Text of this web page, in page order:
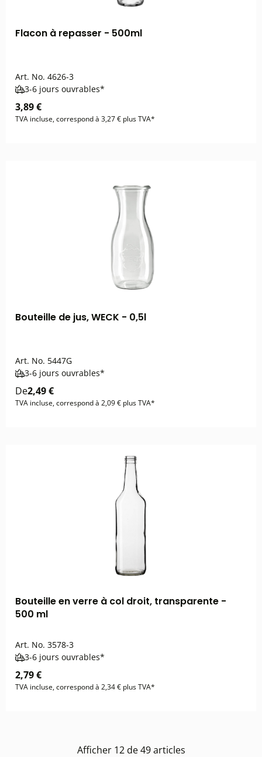
Flacon à repasser - 500ml
Art. No. 4626-3
3-6 jours ouvrables*
3,89 €
TVA incluse, correspond à 3,27 € plus TVA*
Bouteille de jus, WECK - 0,5l
Art. No. 5447G
3-6 jours ouvrables*
De2,49 €
TVA incluse, correspond à 2,09 € plus TVA*
Bouteille en verre à col droit, transparente -
500 ml
Art. No. 3578-3
3-6 jours ouvrables*
2,79 €
TVA incluse, correspond à 2,34 € plus TVA*
Afficher 12de49articles